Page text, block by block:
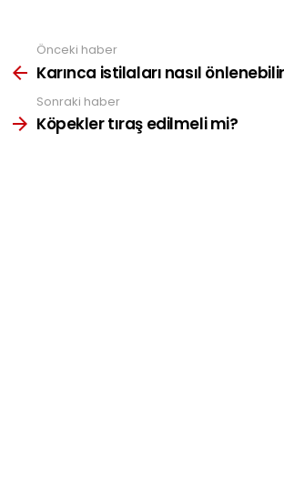
more
Önceki haber
Karınca istilaları nasıl
Sonraki haber
Köpekler tıraş edilmeli mi?